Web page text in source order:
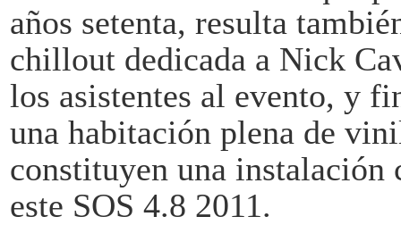
años setenta, resulta
chillout dedicada a Nick
los asistentes al evento, y
una habitación plena de
constituyen una instalación
este SOS 4.8 2011.